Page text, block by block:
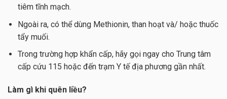
tiêm tĩnh mạch.
Ngoài ra, có thể dùng Methionin, than hoạt và/ hoặc thuốc
tẩy muối.
Trong trường hợp khẩn cấp, hãy gọi ngay cho Trung tâm
cấp cứu 115 hoặc đến trạm Y tế địa phương gần nhất.
Làm gì khi quên liều?